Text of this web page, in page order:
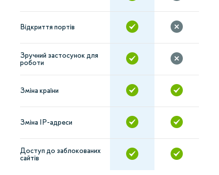
Відкриття портів
Зручний застосунок для
роботи
Зміна країни
Зміна IP-адреси
Доступ до заблокованих
сайтів